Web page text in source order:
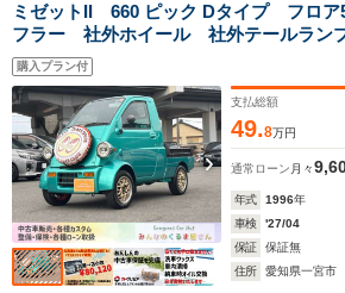
ミゼットII 660 ピック Dタイプ フロ
フラー 社外ホイール 社外テールラン
ノブ 社外シート 社外ハンドル 社外
社外キーレス Bluetooth機能 AUX 車
購入プラン付
支払総額
49.8万円
通常ローン 月々
年式 1996年
車検
'27/04
保証
保証無
住所
愛知県一宮市